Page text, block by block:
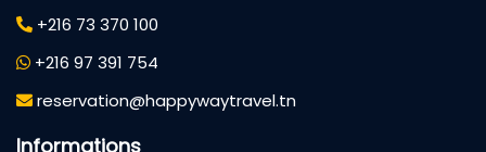
+216 73 370 100
+216 97 391 754
reservation@happywaytravel.tn
Informations